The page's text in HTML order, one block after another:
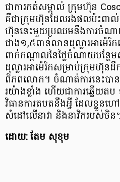
ជាការកត់សម្គាល់ ក្រុមហ៊ុន
គឺជាក្រុមហ៊ុនដែលរងផលប៉ះពាល់
ហ៊ុននេះមួយប្រឈមនឹងការចំណ
ជាង១,៥ពាន់លានដុល្លារអាម៉េរិ
ពាក់កណ្តាលនៃថ្លៃចំណាយបន្ថ
ដុល្លារអាម៉េរិកសម្រាប់ក្រុមហ៊ុ
ពិភពលោក។ ចំណាត់ការនេះបា
រយ៉ាងខ្លាំង ហើយជាការឆ្លើយតប
វិធានការតបតនឹងអ្វី ដែលខ្លួនហ
សំដៅលើនាវា និងនាវិករបស់ចិន
ដោយ: តែម សុខុម